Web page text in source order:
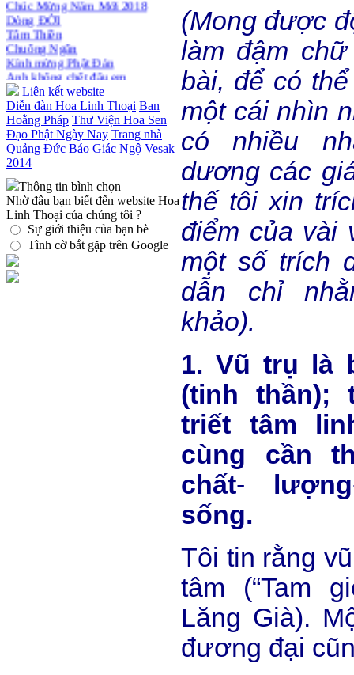
Thiền dành cho Người bận rộn
Tâm Thiền
Chuông Ngân
Kính mừng Phật Đản
Anh không chết đâu em
Kiếp này
Liên kết website
Diễn đàn Hoa Linh Thoại Ban
Hoằng Pháp Thư Viện Hoa Sen
Đạo Phật Ngày Nay Trang nhà
Quảng Đức Báo Giác Ngộ Vesak
2014
Thông tin bình chọn
Nhờ đâu bạn biết đến website Hoa
Linh Thoại của chúng tôi ?
Sự giới thiệu của bạn bè
Tình cờ bắt gặp trên Google
(Mong được
làm đậm
bài, để có
một cái nhìn
có nhiều
dương các
thế tôi xin
điểm của vài
một số trích
dẫn chỉ
khảo).
1. Vũ trụ là
(tinh thần);
triết tâm
cùng cần
chất- lượng
sống.
Tôi tin rằng
tâm (“Tam
Lăng Già).
đương đại